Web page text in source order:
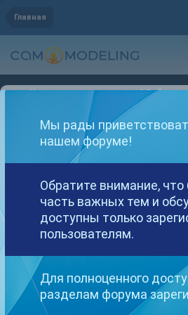
Главная
Уже зарегистрированы? Войти
Найдено: 1 результат
Мы рады
нашем форуме!
Обратите внимание,
часть важных тем и
доступны только
пользователям.
Для полноценного
разделам форума